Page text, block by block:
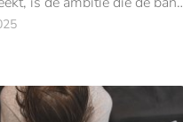
voortrekkersrol te nemen bij